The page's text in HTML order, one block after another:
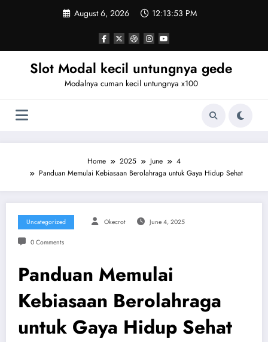
August 6, 2026 12:13:53 PM
Slot Modal kecil untungnya gede
Modalnya cuman kecil untungnya x100
Home 2025 June
4
Panduan Memulai Kebiasaan Berolahraga untuk Gaya Hidup Sehat
Uncategorized Okecrot June 4, 2025
0 Comments
Panduan Memulai
Kebiasaan Berolahraga
untuk Gaya Hidup Sehat